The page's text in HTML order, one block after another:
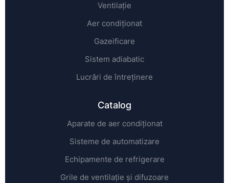
Ventilație
Aer condiționat
Gazeificare
Sistem adiabatic
Lucrări de întreținere
Catalog
Aparate de aer condiționat
Sisteme de automatizare
Echipamente de refrigerare
Grile de ventilație și difuzoare